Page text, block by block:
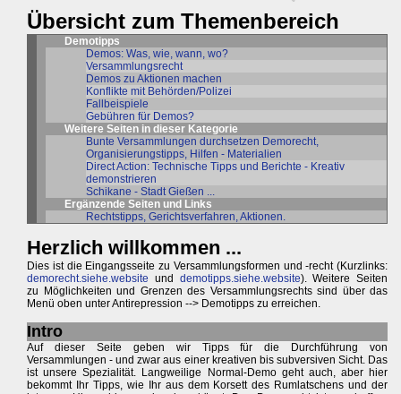
Übersicht zum Themenbereich
Demotipps
Demos: Was, wie, wann, wo?
Versammlungsrecht
Demos zu Aktionen machen
Konflikte mit Behörden/Polizei
Fallbeispiele
Gebühren für Demos?
Weitere Seiten in dieser Kategorie
Bunte Versammlungen durchsetzen Demorecht,
Organisierungstipps, Hilfen - Materialien
Direct Action: Technische Tipps und Berichte - Kreativ
demonstrieren
Schikane - Stadt Gießen ...
Ergänzende Seiten und Links
Rechtstipps, Gerichtsverfahren, Aktionen.
Herzlich willkommen ...
Dies ist die Eingangsseite zu Versammlungsformen und -recht (Kurzlinks:
demorecht.siehe.website und demotipps.siehe.website). Weitere Seiten
zu Möglichkeiten und Grenzen des Versammlungsrechts sind über das
Menü oben unter Antirepression --> Demotipps zu erreichen.
Intro
Auf dieser Seite geben wir Tipps für die Durchführung von
Versammlungen - und zwar aus einer kreativen bis subversiven Sicht. Das
ist unsere Spezialität. Langweilige Normal-Demo geht auch, aber hier
bekommt Ihr Tipps, wie Ihr aus dem Korsett des Rumlatschens und der